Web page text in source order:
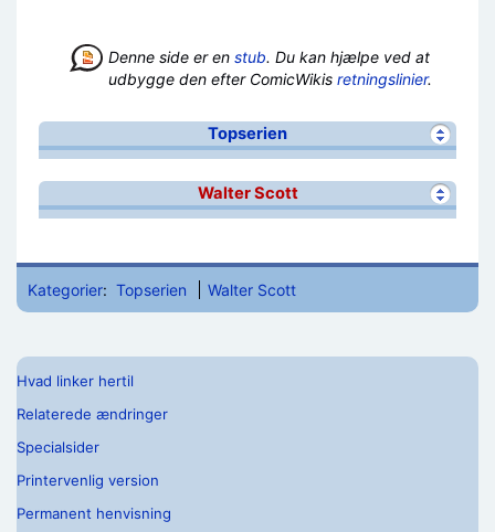
Denne side er en stub. Du kan hjælpe ved at
udbygge den efter ComicWikis retningslinier.
Topserien
Walter Scott
Kategorier: Topserien Walter Scott
Hvad linker hertil
Relaterede ændringer
Specialsider
Printervenlig version
Permanent henvisning